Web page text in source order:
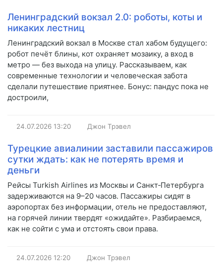
Ленинградский вокзал 2.0: роботы, коты и
никаких лестниц
Ленинградский вокзал в Москве стал хабом будущего:
робот печёт блины, кот охраняет мозаику, а вход в
метро — без выхода на улицу. Рассказываем, как
современные технологии и человеческая забота
сделали путешествие приятнее. Бонус: пандус пока не
достроили,
24.07.2026 13:20 Джон Трэвел
Турецкие авиалинии заставили пассажиров
сутки ждать: как не потерять время и
деньги
Рейсы Turkish Airlines из Москвы и Санкт‑Петербурга
задерживаются на 9–20 часов. Пассажиры сидят в
аэропортах без информации, отель не предоставляют,
на горячей линии твердят «ожидайте». Разбираемся,
как не сойти с ума и отстоять свои права.
24.07.2026 12:20 Джон Трэвел